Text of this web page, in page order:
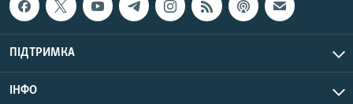
ПІДТРИМКА
ІНФО